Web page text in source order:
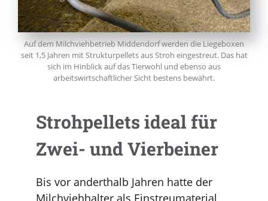
Auf dem Milchviehbetrieb Middendorf werden die Liegeboxen
seit 1,5 Jahren mit Strukturpellets aus Stroh eingestreut. Das hat
sich im Hinblick auf das Tierwohl und ebenso aus
arbeitswirtschaftlicher Sicht bestens bewährt.
Strohpellets ideal für
Zwei- und Vierbeiner
Bis vor anderthalb Jahren hatte der
Milchviehhalter als Einstreumaterial